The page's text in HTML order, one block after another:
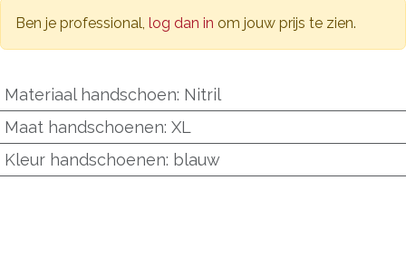
Ben je professional, log dan in om jouw prijs te zien.
Materiaal handschoen: Nitril
Maat handschoenen: XL
Kleur handschoenen: blauw